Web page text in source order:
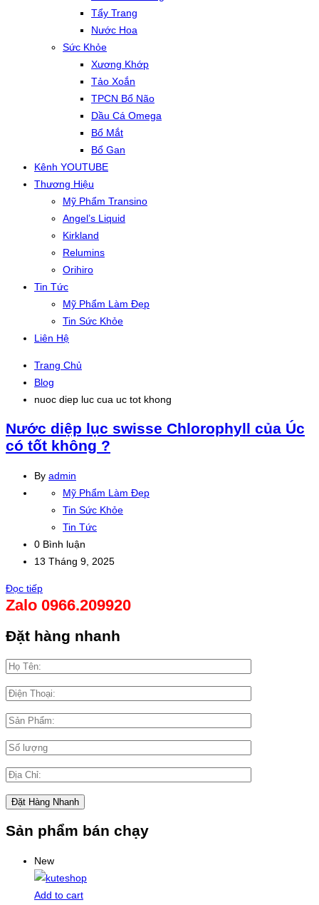
Tẩy Trang
Nước Hoa
Sức Khỏe
Xương Khớp
Tảo Xoắn
TPCN Bổ Não
Dầu Cá Omega
Bổ Mắt
Bổ Gan
Kênh YOUTUBE
Thương Hiệu
Mỹ Phẩm Transino
Angel’s Liquid
Kirkland
Relumins
Orihiro
Tin Tức
Mỹ Phẩm Làm Đẹp
Tin Sức Khỏe
Liên Hệ
Trang Chủ
Blog
nuoc diep luc cua uc tot khong
Nước diệp lục swisse Chlorophyll của Úc
có tốt không ?
By admin
Mỹ Phẩm Làm Đẹp
Tin Sức Khỏe
Tin Tức
0 Bình luận
13 Tháng 9, 2025
Đọc tiếp
Zalo 0966.209920
Đặt hàng nhanh
Sản phẩm bán chạy
New
Add to cart